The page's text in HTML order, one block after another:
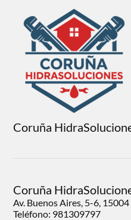
Coruña
Coruña
Av. Buenos Aires, 5-6,
Teléfono: 981309797